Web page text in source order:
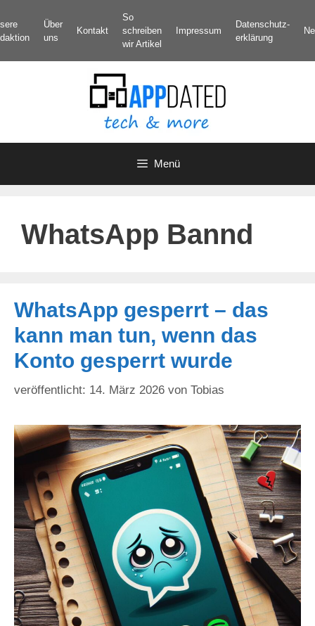
Inhalt
springen
Über
uns
Kontakt
So
schreiben
wir Artikel
Impressum
Datenschutz­
erklärung
Menü
WhatsApp Bannd
WhatsApp gesperrt – das
kann man tun, wenn das
Konto gesperrt wurde
14. März 2026 von Tobias